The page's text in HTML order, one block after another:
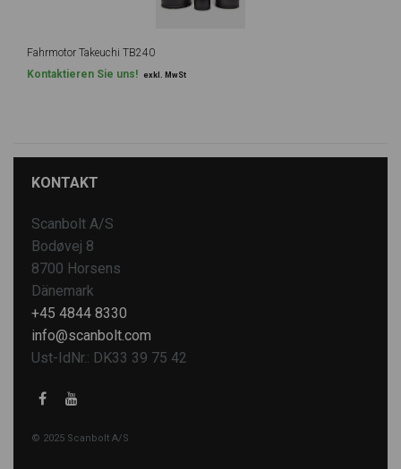
Fahrmotor Takeuchi TB240
Kontaktieren Sie uns! exkl. MwSt
KONTAKT
Scanbolt A/S
Bodøvej 8
8700 Horsens
Dänemark
+45 4844 8330
info@scanbolt.com
Ust-IdNr.: DK33 39 75 42
© 2025 Scanbolt A/S